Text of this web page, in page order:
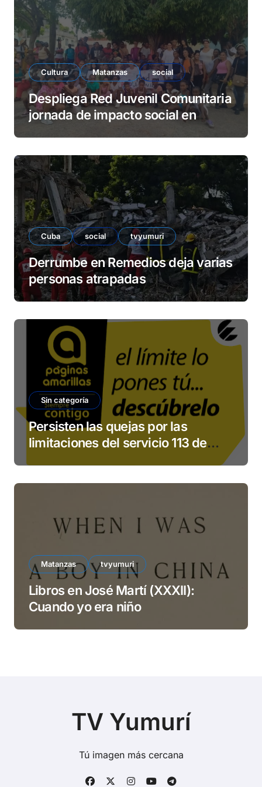
Cultura Matanzas social
Despliega Red Juvenil Comunitaria
jornada de impacto social en
Cuba social tvyumuri
Derrumbe en Remedios deja varias
personas atrapadas
Sin categoría
Persisten las quejas por las
limitaciones del servicio 113 de
Matanzas tvyumuri
Libros en José Martí (XXXII):
Cuando yo era niño
TV Yumurí
Tú imagen más cercana